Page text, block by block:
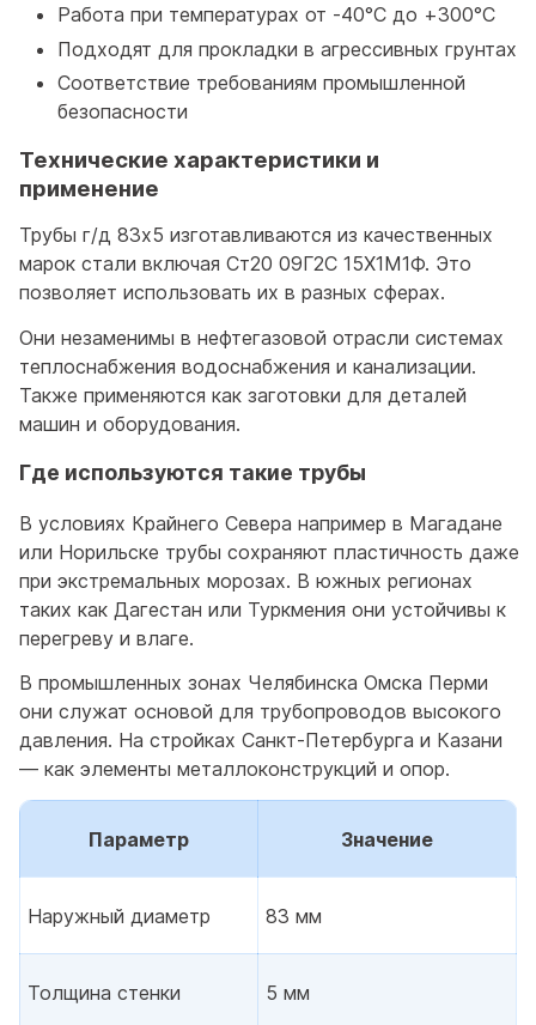
Работа при температурах от -40°C до +300°C
Подходят для прокладки в агрессивных грунтах
Соответствие требованиям промышленной
безопасности
Технические характеристики и
применение
Трубы г/д 83x5 изготавливаются из качественных
марок стали включая Ст20 09Г2С 15Х1М1Ф. Это
позволяет использовать их в разных сферах.
Они незаменимы в нефтегазовой отрасли системах
теплоснабжения водоснабжения и канализации.
Также применяются как заготовки для деталей
машин и оборудования.
Где используются такие трубы
В условиях Крайнего Севера например в Магадане
или Норильске трубы сохраняют пластичность даже
при экстремальных морозах. В южных регионах
таких как Дагестан или Туркмения они устойчивы к
перегреву и влаге.
В промышленных зонах Челябинска Омска Перми
они служат основой для трубопроводов высокого
давления. На стройках Санкт-Петербурга и Казани
— как элементы металлоконструкций и опор.
Параметр Значение
Наружный диаметр 83 мм
Толщина стенки 5 мм